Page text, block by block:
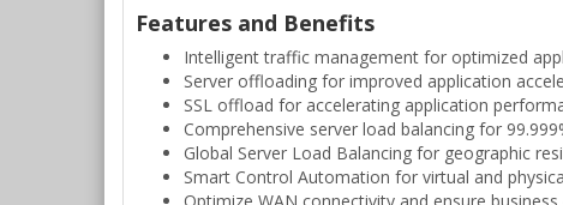
Features and Benefits
Intelligent traffic management for optimized
Server offloading for improved application
SSL offload for accelerating application
Comprehensive server load balancing for
Global Server Load Balancing for geographic
Smart Control Automation for virtual and
Optimize WAN connectivity and ensure